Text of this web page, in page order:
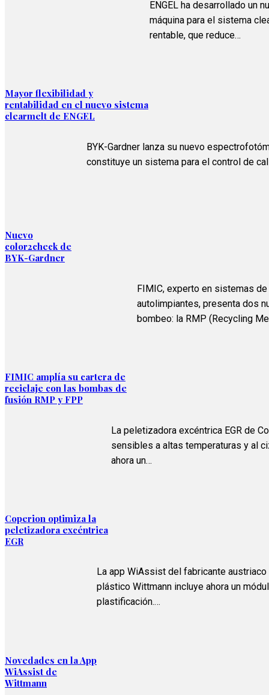
Mayor flexibilidad y
rentabilidad en el nuevo sistema
clearmelt de ENGEL
ENGEL ha desarrollado un
máquina para el sistema
rentable, que reduce…
Nuevo
color2check de
BYK-Gardner
BYK-Gardner lanza su nuevo
constituye un sistema para el control de
FIMIC amplía su cartera de
reciclaje con las bombas de
fusión RMP y FPP
FIMIC, experto en sistemas
autolimpiantes, presenta dos
bombeo: la RMP (Recycling
Coperion optimiza la
peletizadora excéntrica
EGR
La peletizadora excéntrica EGR de
sensibles a altas temperaturas y al
ahora un…
Novedades en la App
WiAssist de
Wittmann
La app WiAssist del fabricante austriaco
plástico Wittmann incluye ahora un
plastificación.…